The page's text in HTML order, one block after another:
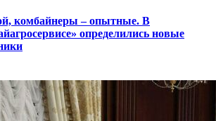
комбайнеры – опытные. В
определились новые